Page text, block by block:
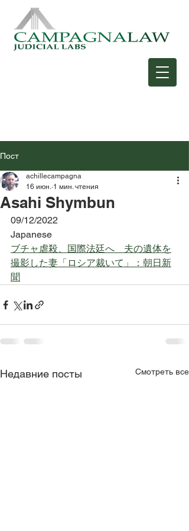
Пост
Asahi Shymbun
achillecampagna
16 июн. 1 мин. чтения
09/12/2022
Japanese
ブチャ虐殺、国際法廷へ　夫の遺体を
撮影した妻「ロシア裁いて」：朝日新
聞
Недавние посты Смотреть все